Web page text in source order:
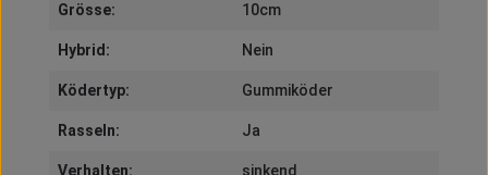
Grösse: 10cm
Hybrid: Nein
Ködertyp: Gummiköder
Rasseln: Ja
Verhalten: sinkend